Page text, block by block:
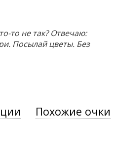
то не так? Отвечаю:
Посылай цветы. Без
Похожие очки